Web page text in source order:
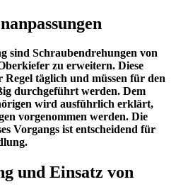
sind Schraubendrehungen von
zu erweitern. Diese
Regel täglich und müssen für den
durchgeführt werden. Dem
wird ausführlich erklärt,
vorgenommen werden. Die
Vorgangs ist entscheidend für
und Einsatz von